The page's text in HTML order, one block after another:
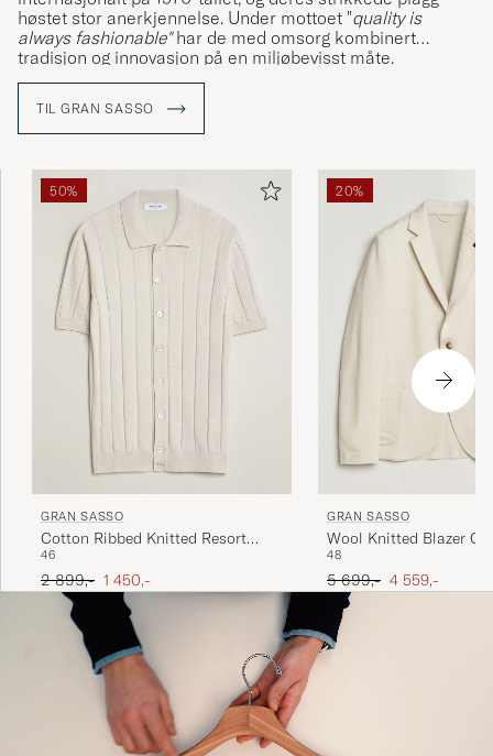
høstet stor anerkjennelse. Under mottoet "quality is
always fashionable"har de med omsorg kombinert
tradisjon og innovasjon på en miljøbevisst måte.
TIL GRAN SASSO
50%
GRAN SASSO
Cotton Ribbed Knitted Resort
Shirt Light Beige
46
Ordinær pris
2 899,- Nedsatt pris
1 450,-
20%
GRAN SASSO
Wool Knitted Blazer
48
Ordinær pris
5 699,- Nedsatt pris
4 559,-